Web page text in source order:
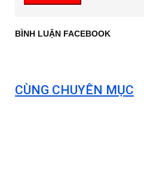
BÌNH LUẬN FACEBOOK
CÙNG CHUYÊN MỤC